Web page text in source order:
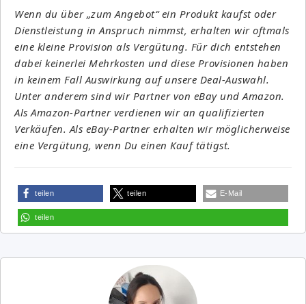
Wenn du über „zum Angebot“ ein Produkt kaufst oder
Dienstleistung in Anspruch nimmst, erhalten wir oftmals
eine kleine Provision als Vergütung. Für dich entstehen
dabei keinerlei Mehrkosten und diese Provisionen haben
in keinem Fall Auswirkung auf unsere Deal-Auswahl.
Unter anderem sind wir Partner von eBay und Amazon.
Als Amazon-Partner verdienen wir an qualifizierten
Verkäufen. Als eBay-Partner erhalten wir möglicherweise
eine Vergütung, wenn Du einen Kauf tätigst.
teilen teilen E-Mail
teilen